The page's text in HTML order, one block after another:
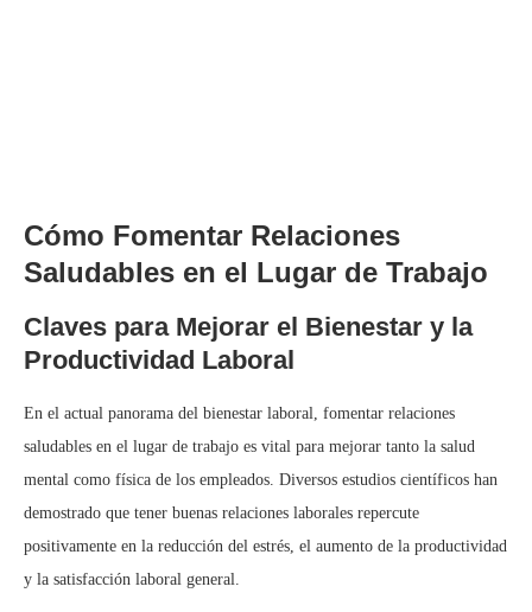
Cómo Fomentar Relaciones
Saludables en el Lugar de Trabajo
Claves para Mejorar el Bienestar y la
Productividad Laboral
En el actual panorama del bienestar laboral, fomentar relaciones
saludables en el lugar de trabajo es vital para mejorar tanto la salud
mental como física de los empleados. Diversos estudios científicos han
demostrado que tener buenas relaciones laborales repercute
positivamente en la reducción del estrés, el aumento de la productividad
y la satisfacción laboral general.